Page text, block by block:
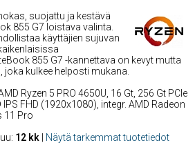
suojattu ja kestävä
855 G7 loistava valinta.
käyttäjien sujuvan
855 G7 -kannettava on kevyt mutta
kulkee helposti mukana.
Ryzen 5 PRO 4650U, 16 Gt, 256 Gt PCIe
IPS FHD (1920x1080), integr. AMD Radeon
11 Pro
12 kk Näytä tarkemmat tuotetiedot